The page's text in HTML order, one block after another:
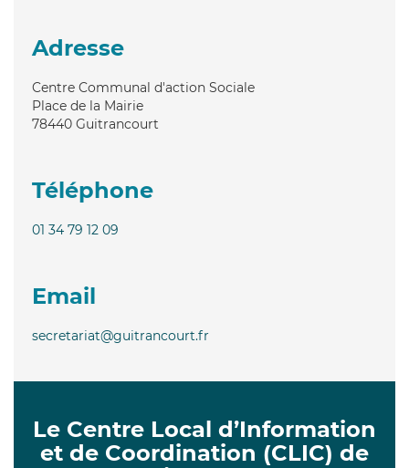
Adresse
Centre Communal d'action Sociale
Place de la Mairie
78440 Guitrancourt
Téléphone
01 34 79 12 09
Email
secretariat@guitrancourt.fr
Le Centre Local d’Information
et de Coordination (CLIC) de